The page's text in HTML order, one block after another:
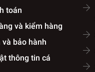
toán
và kiểm hàng
bảo hành
thông tin cá